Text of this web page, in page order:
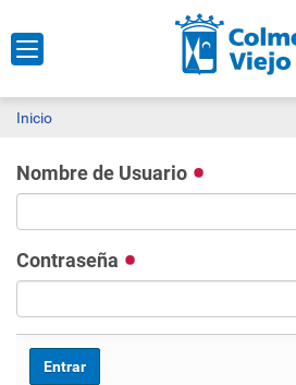
Inicio
Nombre de Usuario
Contraseña